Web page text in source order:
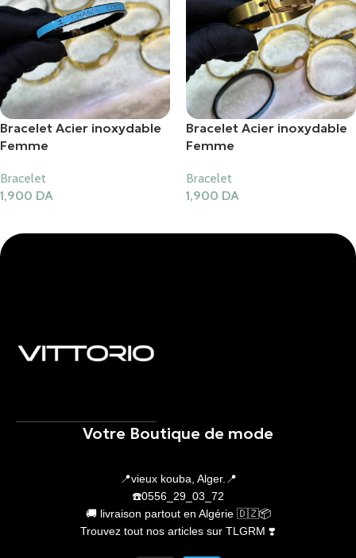
Bracelet Acier inoxydable
Femme
Bracelet
1,900 DA
Bracelet Acier inoxydable
Femme
Bracelet
1,900 DA
Votre Boutique de mode
📍vieux kouba, Alger.📍
☎️0556_29_03_72
🚚 livraison partout en Algérie 🇩🇿📦
Trouvez tout nos articles sur TLGRM ❣️